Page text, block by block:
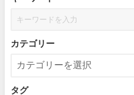
カテゴリー
タグ